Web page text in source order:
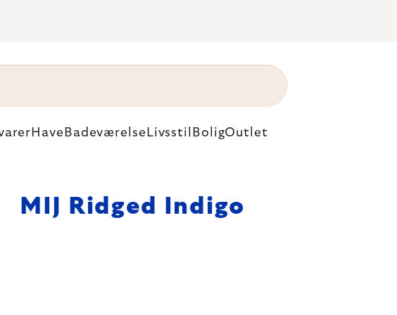
Have Badeværelse Livsstil BoligOutlet
MIJ Ridged Indigo